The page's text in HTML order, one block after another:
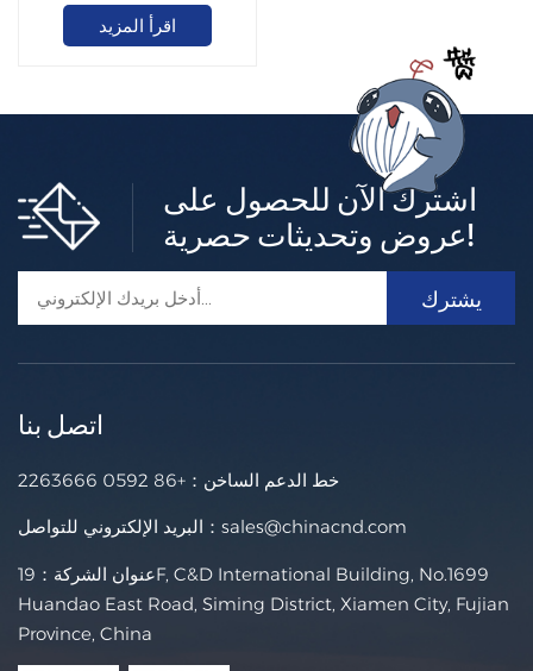
اقرأ المزيد
اشترك الآن للحصول على
عروض وتحديثات حصرية!
اتصل بنا
خط الدعم الساخن： +86 0592 2263666
البريد الإلكتروني للتواصل： sales@chinacnd.com
عنوان الشركة：19F, C&D International Building, No.1699
Huandao East Road, Siming District, Xiamen City, Fujian
Province, China